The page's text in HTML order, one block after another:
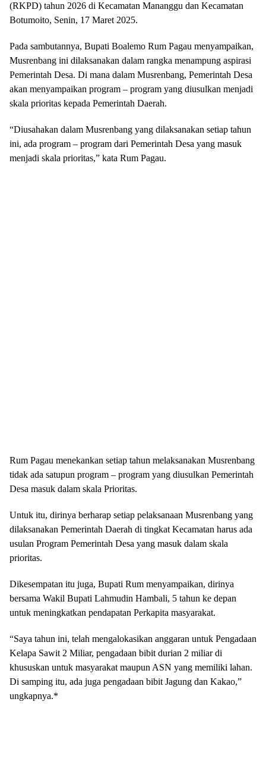
(RKPD) tahun 2026 di Kecamatan Mananggu dan Kecamatan
Botumoito, Senin, 17 Maret 2025.
Pada sambutannya, Bupati Boalemo Rum Pagau menyampaikan,
Musrenbang ini dilaksanakan dalam rangka menampung aspirasi
Pemerintah Desa. Di mana dalam Musrenbang, Pemerintah Desa
akan menyampaikan program – program yang diusulkan menjadi
skala prioritas kepada Pemerintah Daerah.
“Diusahakan dalam Musrenbang yang dilaksanakan setiap tahun
ini, ada program – program dari Pemerintah Desa yang masuk
menjadi skala prioritas,” kata Rum Pagau.
Rum Pagau menekankan setiap tahun melaksanakan Musrenbang
tidak ada satupun program – program yang diusulkan Pemerintah
Desa masuk dalam skala Prioritas.
Untuk itu, dirinya berharap setiap pelaksanaan Musrenbang yang
dilaksanakan Pemerintah Daerah di tingkat Kecamatan harus ada
usulan Program Pemerintah Desa yang masuk dalam skala
prioritas.
Dikesempatan itu juga, Bupati Rum menyampaikan, dirinya
bersama Wakil Bupati Lahmudin Hambali, 5 tahun ke depan
untuk meningkatkan pendapatan Perkapita masyarakat.
“Saya tahun ini, telah mengalokasikan anggaran untuk Pengadaan
Kelapa Sawit 2 Miliar, pengadaan bibit durian 2 miliar di
khususkan untuk masyarakat maupun ASN yang memiliki lahan.
Di samping itu, ada juga pengadaan bibit Jagung dan Kakao,”
ungkapnya.*